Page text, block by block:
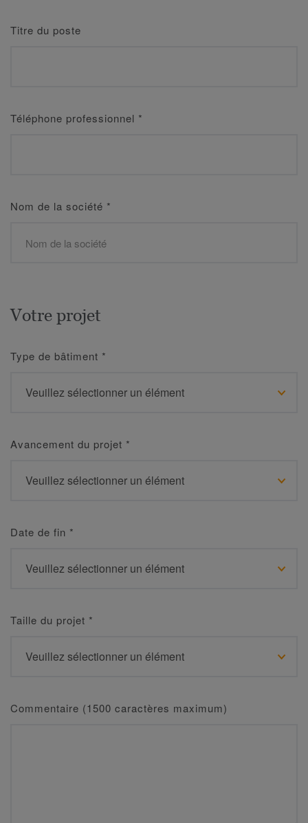
Titre du poste
Téléphone professionnel *
Nom de la société *
Votre projet
Type de bâtiment *
Avancement du projet *
Date de fin *
Taille du projet *
Commentaire (1500 caractères maximum)